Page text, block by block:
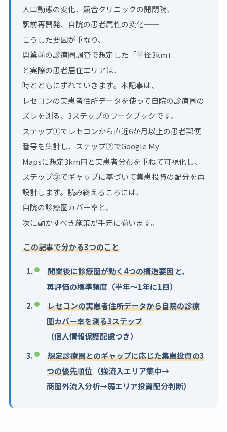
人口動態の変化、競合クリニックの開閉院、
駅前再開発、自院の患者属性の変化──
こうした要因が重なり、
開業前の診療圏調査で想定した「半径3km」
と実際の患者居住エリアは、
時とともにずれていきます。本記事は、
レセコンの実患者住所データを使って自院の診療圏の
ズレを測る、3ステップのワークブックです。
ステップ①でレセコンから直近6か月以上の患者郵便
番号を集計し、ステップ②でGoogle My
Mapsに想定3km円と実患者分布を重ねて可視化し、
ステップ③でギャップに基づいて集患投資の配分を再
設計します。読み終えるころには、
自院の診療圏カバー率と、
次に動かすべき施策が手元に揃います。
この記事で分かる3つのこと
開業後に診療圏が動く4つの構造要因 と、
再評価の標準頻度（半年〜1年に1回）
レセコンの実患者住所データから自院の診療
圏カバー率を測る3ステップ
（個人情報保護配慮つき）
想定診療圏とのギャップに応じた集患投資の3
つの優先順位 （強流入エリア集中→
商圏外流入分析→弱エリア投資配分判断）